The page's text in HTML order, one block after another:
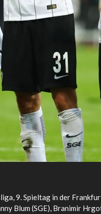
9. Spieltag in der
Blum (SGE), Branimir